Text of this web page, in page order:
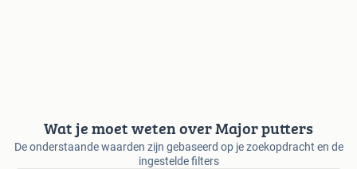
Wat je moet weten over Major putters
De onderstaande waarden zijn gebaseerd op je zoekopdracht en de
ingestelde filters